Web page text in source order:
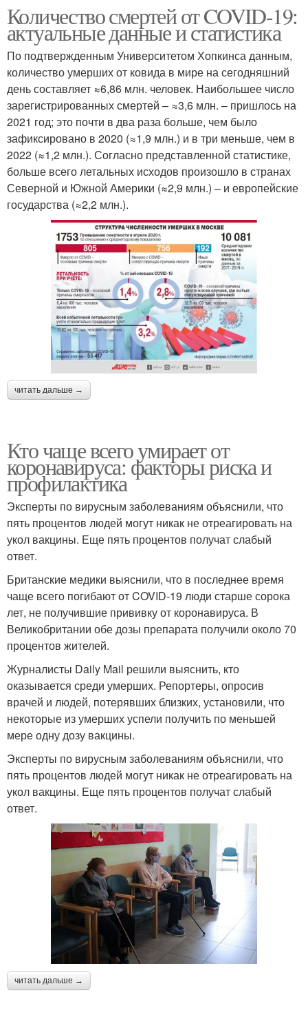
Количество смертей от COVID-19:
актуальные данные и статистика
По подтвержденным Университетом Хопкинса данным,
количество умерших от ковида в мире на сегодняшний
день составляет ≈6,86 млн. человек. Наибольшее число
зарегистрированных смертей – ≈3,6 млн. – пришлось на
2021 год; это почти в два раза больше, чем было
зафиксировано в 2020 (≈1,9 млн.) и в три меньше, чем в
2022 (≈1,2 млн.). Согласно представленной статистике,
больше всего летальных исходов произошло в странах
Северной и Южной Америки (≈2,9 млн.) – и европейские
государства (≈2,2 млн.).
читать дальше →
Кто чаще всего умирает от
коронавируса: факторы риска и
профилактика
Эксперты по вирусным заболеваниям объяснили, что
пять процентов людей могут никак не отреагировать на
укол вакцины. Еще пять процентов получат слабый
ответ.
Британские медики выяснили, что в последнее время
чаще всего погибают от COVID-19 люди старше сорока
лет, не получившие прививку от коронавируса. В
Великобритании обе дозы препарата получили около 70
процентов жителей.
Журналисты Daily Mail решили выяснить, кто
оказывается среди умерших. Репортеры, опросив
врачей и людей, потерявших близких, установили, что
некоторые из умерших успели получить по меньшей
мере одну дозу вакцины.
Эксперты по вирусным заболеваниям объяснили, что
пять процентов людей могут никак не отреагировать на
укол вакцины. Еще пять процентов получат слабый
ответ.
читать дальше →